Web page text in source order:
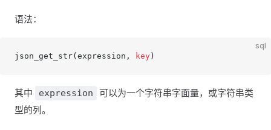
语法：
sql
json_get_str(expression,
key )
其中 expression
可以为一个字符串字面量，或字符串类
型的列。